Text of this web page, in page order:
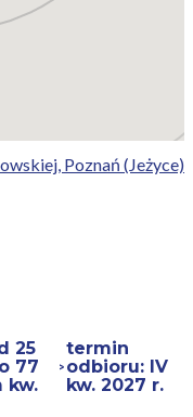
Poznań (Jeżyce)
25
77
kw.
termin
odbioru: IV
kw. 2027 r.